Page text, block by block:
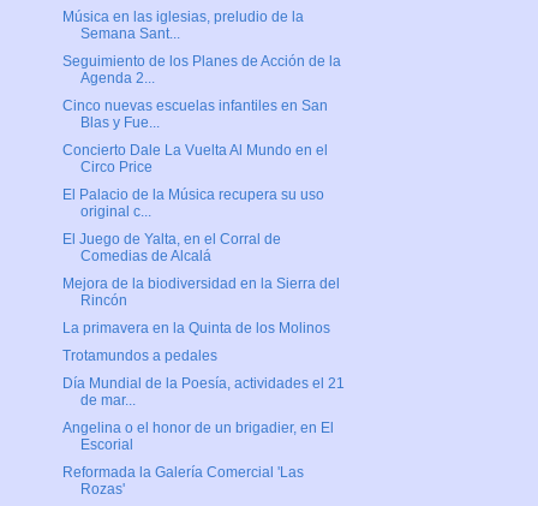
Música en las iglesias, preludio de la
Semana Sant...
Seguimiento de los Planes de Acción de la
Agenda 2...
Cinco nuevas escuelas infantiles en San
Blas y Fue...
Concierto Dale La Vuelta Al Mundo en el
Circo Price
El Palacio de la Música recupera su uso
original c...
El Juego de Yalta, en el Corral de
Comedias de Alcalá
Mejora de la biodiversidad en la Sierra del
Rincón
La primavera en la Quinta de los Molinos
Trotamundos a pedales
Día Mundial de la Poesía, actividades el 21
de mar...
Angelina o el honor de un brigadier, en El
Escorial
Reformada la Galería Comercial 'Las
Rozas'